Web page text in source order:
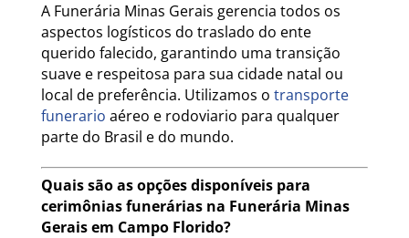
A Funerária Minas Gerais gerencia todos os
aspectos logísticos do traslado do ente
querido falecido, garantindo uma transição
suave e respeitosa para sua cidade natal ou
local de preferência. Utilizamos o transporte
funerario aéreo e rodoviario para qualquer
parte do Brasil e do mundo.
Quais são as opções disponíveis para
cerimônias funerárias na Funerária Minas
Gerais em Campo Florido?